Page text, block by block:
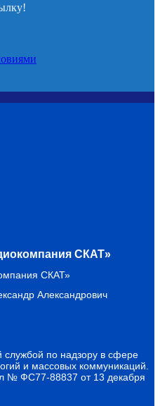
СКАТ»
СКАТ»
Александрович
службой по надзору в сфере
и массовых коммуникаций.
№ ФС77-88837 от 13 декабря